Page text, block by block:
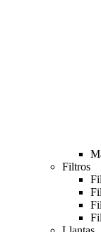
Filtros